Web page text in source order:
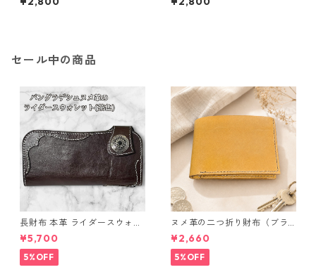
ハンドメイド 経年変化 ギフト
財布 ハンドメイド
セール中の商品
長財布 本革 ライダースウォレ
ット 国産 ヌメ革 ブラウン バ
ングラデシュ l175 レザー 革財
布 ハンドメイド 経年変化
¥5,700
5%OFF
ヌメ革の二つ折り財布（ブラ
ウン系）
¥2,660
5%OFF